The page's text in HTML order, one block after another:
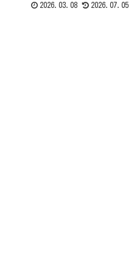
2026.03.08 2026.07.05